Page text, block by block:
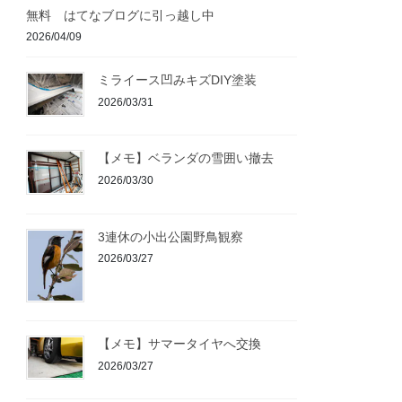
無料 はてなブログに引っ越し中
2026/04/09
ミライース凹みキズDIY塗装
2026/03/31
【メモ】ベランダの雪囲い撤去
2026/03/30
3連休の小出公園野鳥観察
2026/03/27
【メモ】サマータイヤへ交換
2026/03/27